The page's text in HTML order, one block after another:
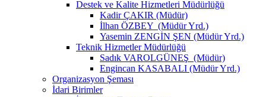
Destek ve Kalite Hizmetleri Müdürlüğü
Kadir ÇAKIR (Müdür)
İlhan ÖZBEY (Müdür Yrd.)
Yasemin ZENGİN ŞEN (Müdür Yrd.)
Teknik Hizmetler Müdürlüğü
Sadık VAROLGÜNEŞ (Müdür)
Engincan KASABALI (Müdür Yrd.)
Organizasyon Şeması
İdari Birimler